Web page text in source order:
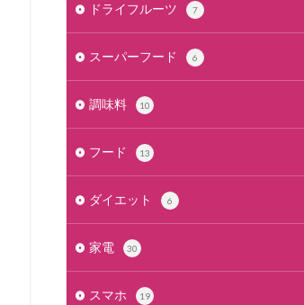
ドライフルーツ 7
スーパーフード 6
調味料 10
フード 13
ダイエット 6
家電 30
スマホ 19